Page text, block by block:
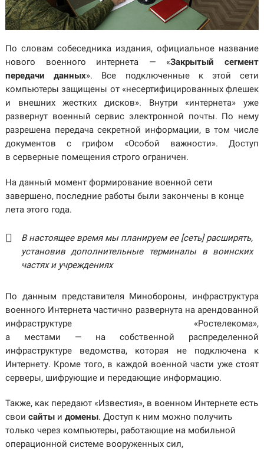
По словам собеседника издания, официальное название
нового военного интернета — «Закрытый сегмент
передачи данных». Все подключенные к этой сети
компьютеры защищены от «несертифицированных флешек
и внешних жестких дисков». Внутри «интернета» уже
развернут военный сервис электронной почты. По нему
разрешена передача секретной информации, в том числе
документов с грифом «Особой важности». Доступ
в серверные помещения строго ограничен.
На данный момент формирование военной сети
завершено, последние работы были закончены в конце
лета этого года.
В настоящее время мы планируем ее [сеть] расширять,
установив дополнительные терминалы в воинских
частях и учреждениях
По данным представителя Минобороны, инфраструктура
военного Интернета частично развернута на арендованной
инфраструктуре «Ростелекома»,
а местами — на собственной распределенной
инфраструктуре ведомства, которая не подключена к
Интернету. Кроме того, в каждой военной части уже стоят
серверы, шифрующие и передающие информацию.
Также, как передают «Известия», в военном Интернете есть
свои сайтыи домены. Доступ к ним можно получить
только через компьютеры, работающие на мобильной
операционной системе вооруженных сил,